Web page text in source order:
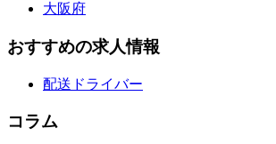
大阪府
おすすめの求人情報
配送ドライバー
コラム